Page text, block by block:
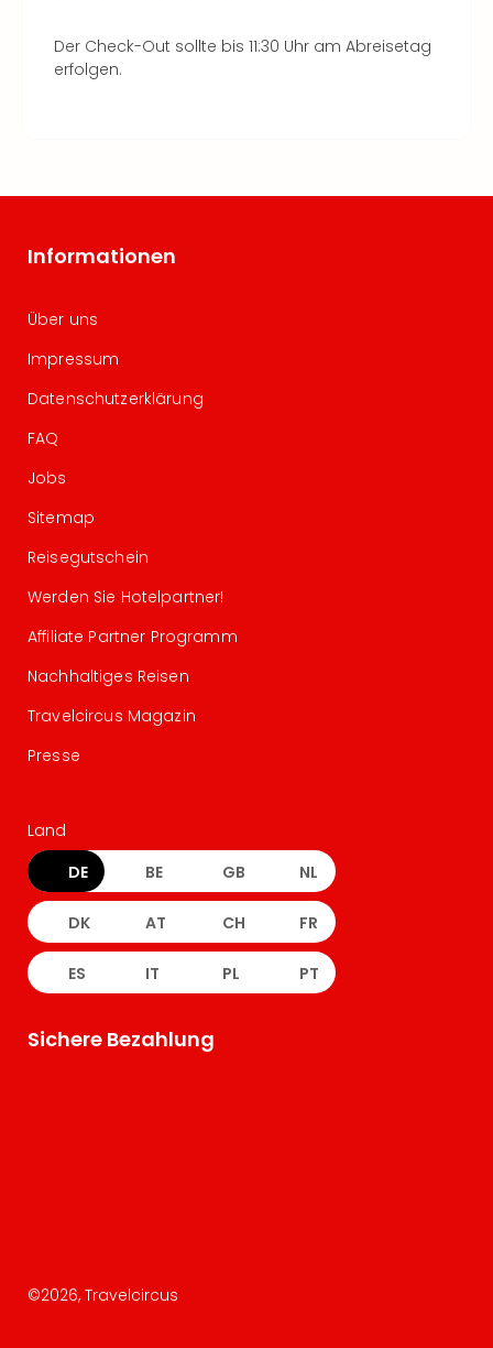
Der Check-Out sollte bis 11:30 Uhr am Abreisetag
erfolgen.
Informationen
Über uns
Impressum
Datenschutzerklärung
FAQ
Jobs
Sitemap
Reisegutschein
Werden Sie Hotelpartner!
Affiliate Partner Programm
Nachhaltiges Reisen
Travelcircus Magazin
Presse
Land
DE BE GB NL
DK AT CH FR
ES IT PL PT
Sichere Bezahlung
©2026, Travelcircus